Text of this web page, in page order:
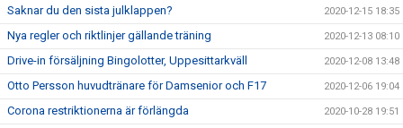
Saknar du den sista julklappen? 2020-12-15 18:35
Nya regler och riktlinjer gällande träning 2020-12-13 08:10
Drive-in försäljning Bingolotter, Uppesittarkväll 2020-12-08 13:48
Otto Persson huvudtränare för Damsenior och F17 2020-12-06 19:04
Corona restriktionerna är förlängda 2020-10-28 19:51